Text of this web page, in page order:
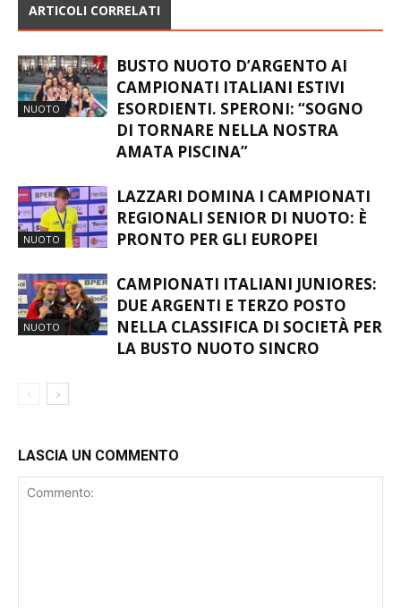
ARTICOLI CORRELATI
NUOTO
BUSTO NUOTO D’ARGENTO AI
CAMPIONATI ITALIANI ESTIVI
ESORDIENTI. SPERONI: “SOGNO
DI TORNARE NELLA NOSTRA
AMATA PISCINA”
NUOTO
LAZZARI DOMINA I CAMPIONATI
REGIONALI SENIOR DI NUOTO: È
PRONTO PER GLI EUROPEI
NUOTO
CAMPIONATI ITALIANI JUNIORES:
DUE ARGENTI E TERZO POSTO
NELLA CLASSIFICA DI SOCIETÀ PER
LA BUSTO NUOTO SINCRO
LASCIA UN COMMENTO